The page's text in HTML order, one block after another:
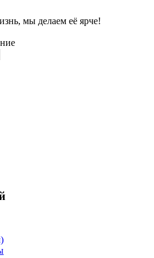
мы делаем её ярче!